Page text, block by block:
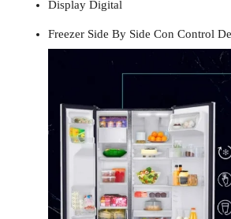
Display Digital
Freezer Side By Side Con Control